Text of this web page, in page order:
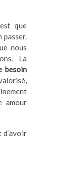
que
passer.
nous
La
besoin
amour
d’avoir